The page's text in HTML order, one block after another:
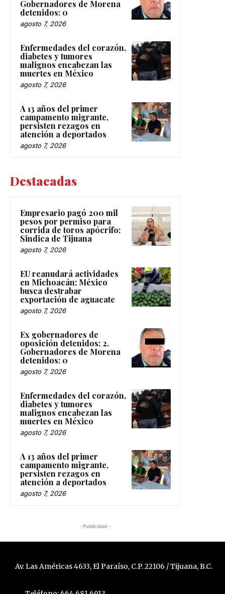
Gobernadores de Morena
detenidos: 0
agosto 7, 2026
Enfermedades del corazón,
diabetes y tumores
malignos encabezan las
muertes en México
agosto 7, 2026
A 13 años del primer
campamento migrante,
persisten rezagos en
atención a deportados
agosto 7, 2026
Destacadas
Empresario pagó 200 mil
pesos por permiso para
corrida de toros apócrifo:
Sindica de Tijuana
agosto 7, 2026
EU reanudará actividades
en Michoacán; México
busca destrabar
exportación de aguacate
agosto 7, 2026
Ex gobernadores de
oposición detenidos: 2.
Gobernadores de Morena
detenidos: 0
agosto 7, 2026
Enfermedades del corazón,
diabetes y tumores
malignos encabezan las
muertes en México
agosto 7, 2026
A 13 años del primer
campamento migrante,
persisten rezagos en
atención a deportados
agosto 7, 2026
-Publicidad -
Av. Las Américas 4633, El Paraíso, C.P. 22106 / Tijuana, B.C.